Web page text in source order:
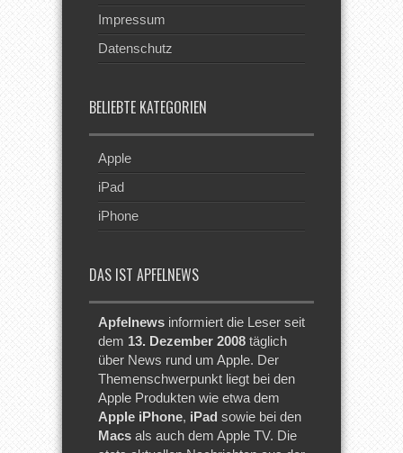
Impressum
Datenschutz
BELIEBTE KATEGORIEN
Apple
iPad
iPhone
DAS IST APFELNEWS
Apfelnews informiert die Leser seit
dem 13. Dezember 2008 täglich
über News rund um Apple. Der
Themenschwerpunkt liegt bei den
Apple Produkten wie etwa dem
Apple iPhone, iPad sowie bei den
Macs als auch dem Apple TV. Die